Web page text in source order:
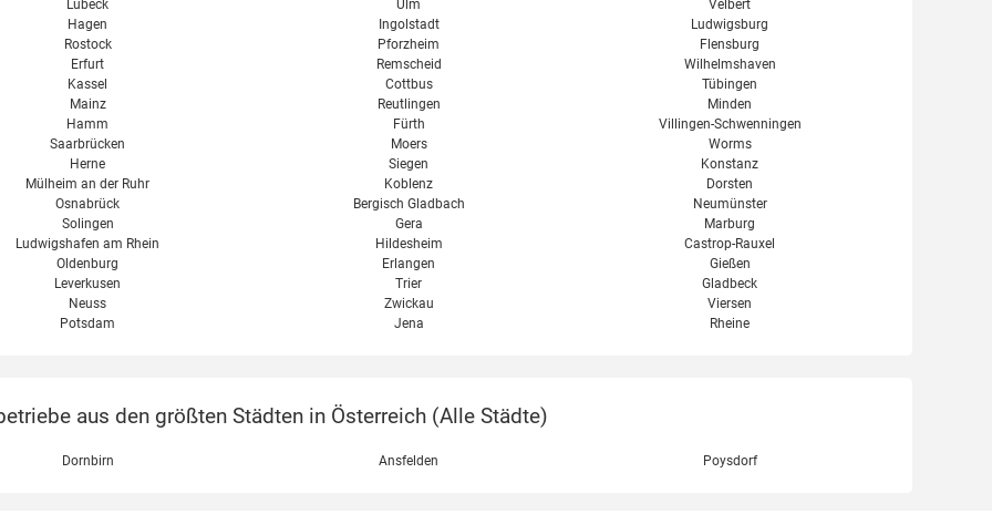
Lübeck
Hagen
Rostock
Erfurt
Kassel
Mainz
Hamm
Saarbrücken
Herne
Mülheim an der Ruhr
Osnabrück
Solingen
Ludwigshafen am Rhein
Oldenburg
Leverkusen
Neuss
Potsdam
Ulm
Ingolstadt
Pforzheim
Remscheid
Cottbus
Reutlingen
Fürth
Moers
Siegen
Koblenz
Bergisch Gladbach
Gera
Hildesheim
Erlangen
Trier
Zwickau
Jena
Velbert
Ludwigsburg
Flensburg
Wilhelmshaven
Tübingen
Minden
Villingen-Schwenningen
Worms
Konstanz
Dorsten
Neumünster
Marburg
Castrop-Rauxel
Gießen
Gladbeck
Viersen
Rheine
aus den größten Städten in Österreich (Alle Städte)
Dornbirn Ansfelden Poysdorf